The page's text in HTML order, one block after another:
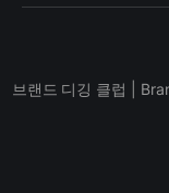
브랜드 디깅 클럽 |